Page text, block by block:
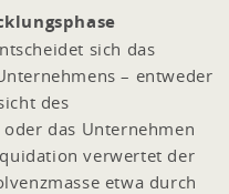
sich das
– entweder
des
das Unternehmen
verwertet der
etwa durch